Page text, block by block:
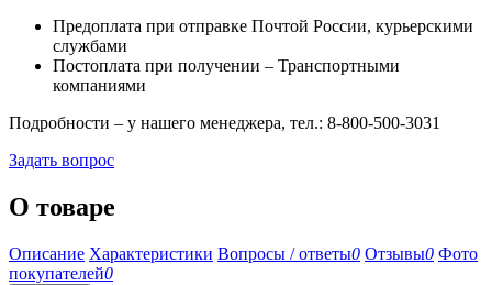
Предоплата при отправке Почтой России, курьерскими
службами
Постоплата при получении – Транспортными
компаниями
Подробности – у нашего менеджера, тел.: 8-800-500-3031
Задать вопрос
О товаре
Описание Характеристики Вопросы / ответы0 Отзывы0 Фото
покупателей0